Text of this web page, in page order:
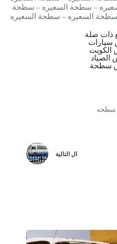
– سطحة السعيره – سطحة
السعيره – سطحة السعيره
ذات صلة
سيارات
الكويت
الصياد
سطحة
سطحه
ال التالية